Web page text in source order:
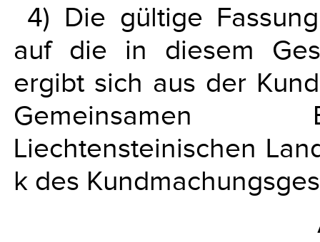
4) Die gültige
auf die in diesem
ergibt sich aus der
Gemeinsamen
Liechtensteinischen
k des